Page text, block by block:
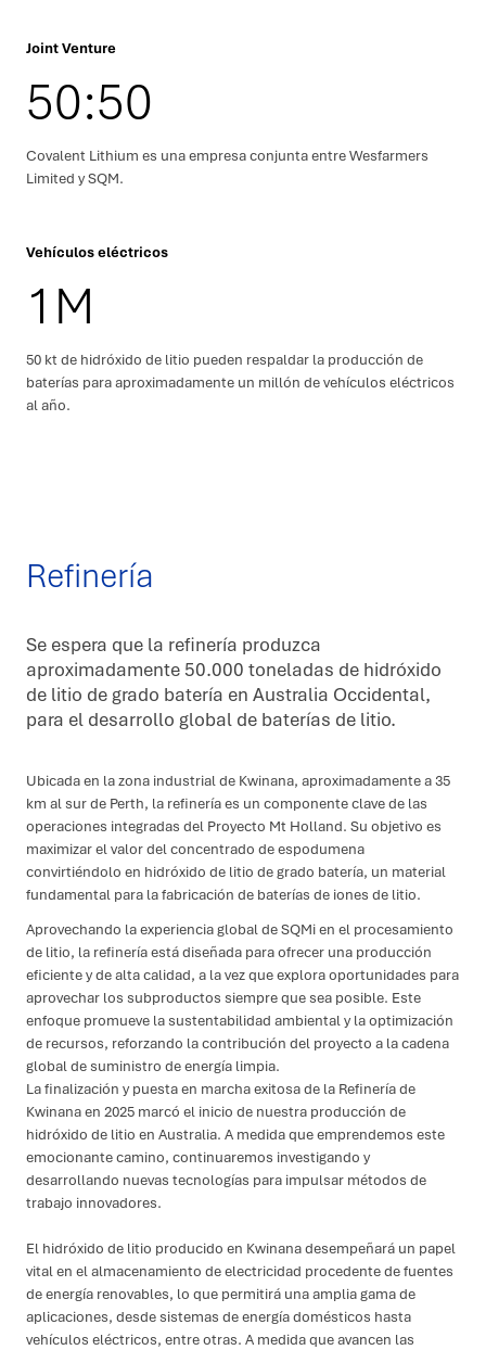
Joint Venture
50:50
Covalent Lithium es una empresa conjunta entre Wesfarmers
Limited y SQM.
Vehículos eléctricos
1M
50 kt de hidróxido de litio pueden respaldar la producción de
baterías para aproximadamente un millón de vehículos eléctricos
al año.
Refinería
Se espera que la refinería produzca
aproximadamente 50.000 toneladas de hidróxido
de litio de grado batería en Australia Occidental,
para el desarrollo global de baterías de litio.
Ubicada en la zona industrial de Kwinana, aproximadamente a 35
km al sur de Perth, la refinería es un componente clave de las
operaciones integradas del Proyecto Mt Holland. Su objetivo es
maximizar el valor del concentrado de espodumena
convirtiéndolo en hidróxido de litio de grado batería, un material
fundamental para la fabricación de baterías de iones de litio.
Aprovechando la experiencia global de SQMi en el procesamiento
de litio, la refinería está diseñada para ofrecer una producción
eficiente y de alta calidad, a la vez que explora oportunidades para
aprovechar los subproductos siempre que sea posible. Este
enfoque promueve la sustentabilidad ambiental y la optimización
de recursos, reforzando la contribución del proyecto a la cadena
global de suministro de energía limpia.
La finalización y puesta en marcha exitosa de la Refinería de
Kwinana en 2025 marcó el inicio de nuestra producción de
hidróxido de litio en Australia. A medida que emprendemos este
emocionante camino, continuaremos investigando y
desarrollando nuevas tecnologías para impulsar métodos de
trabajo innovadores.
El hidróxido de litio producido en Kwinana desempeñará un papel
vital en el almacenamiento de electricidad procedente de fuentes
de energía renovables, lo que permitirá una amplia gama de
aplicaciones, desde sistemas de energía domésticos hasta
vehículos eléctricos, entre otras. A medida que avancen las